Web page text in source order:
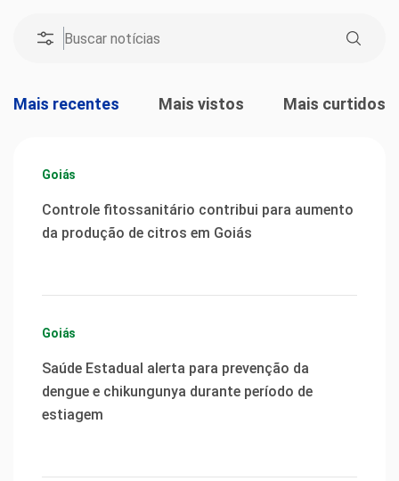
Mais recentes Mais vistos Mais curtidos
Goiás
Controle fitossanitário contribui para aumento
da produção de citros em Goiás
Goiás
Saúde Estadual alerta para prevenção da
dengue e chikungunya durante período de
estiagem